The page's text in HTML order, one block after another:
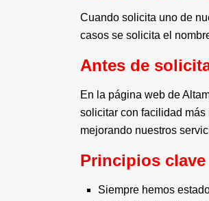
Cuando solicita uno de
casos se solicita el
Antes de
En la página web de
solicitar con facilidad
mejorando nuestros
Principios clave
Siempre hemos